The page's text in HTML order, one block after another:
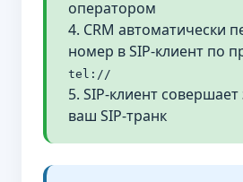
оператором
4. CRM автоматически
номер в SIP-клиент по
tel://
5. SIP-клиент
ваш SIP-транк